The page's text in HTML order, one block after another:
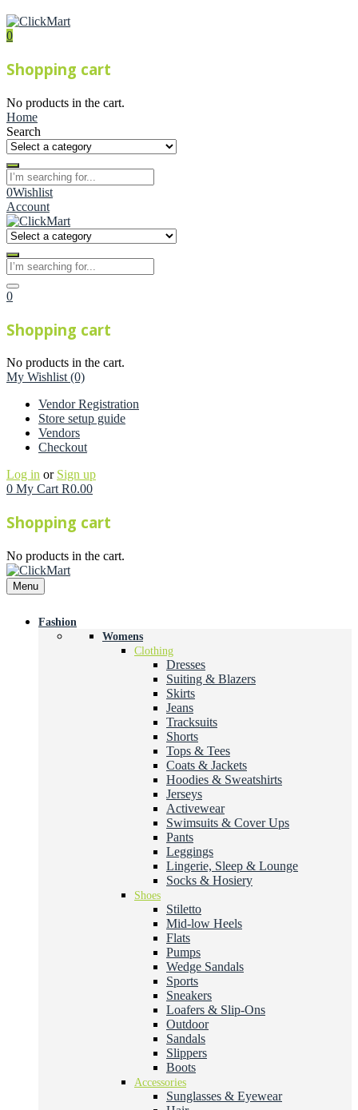
0
Shopping cart
No products in the cart.
Home
Search
0Wishlist
Account
0
Shopping cart
No products in the cart.
My Wishlist (0)
Vendor Registration
Store setup guide
Vendors
Checkout
Log in or Sign up
0 My Cart R0.00
Shopping cart
No products in the cart.
Menu
Fashion
Womens
Clothing
Dresses
Suiting & Blazers
Skirts
Jeans
Tracksuits
Shorts
Tops & Tees
Coats & Jackets
Hoodies & Sweatshirts
Jerseys
Activewear
Swimsuits & Cover Ups
Pants
Leggings
Lingerie, Sleep & Lounge
Socks & Hosiery
Shoes
Stiletto
Mid-low Heels
Flats
Pumps
Wedge Sandals
Sports
Sneakers
Loafers & Slip-Ons
Outdoor
Sandals
Slippers
Boots
Accessories
Sunglasses & Eyewear